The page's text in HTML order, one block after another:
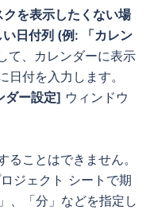
を表示したくない場
い日付列 (例: 「カレン
て、カレンダーに表示
付を入力します。
ダー設定] ウィンドウ
ことはできません。
ジェクト シートで期
、「分」などを指定し